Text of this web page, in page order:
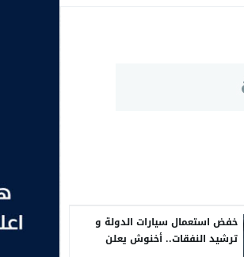
خفض استعمال سيارات الدولة و
ترشيد النفقات.. أخنوش يعلن